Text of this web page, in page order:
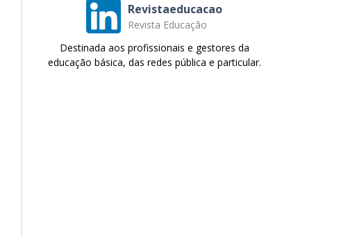
Revistaeducacao
Revista Educação
Destinada aos profissionais e gestores da
educação básica, das redes pública e particular.